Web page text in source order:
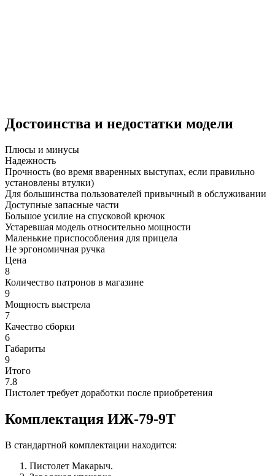
Достоинства и недостатки модели
Плюсы и минусы
Надежность
Прочность (во время вваренных выступах, если правильно
установлены втулки)
Для большинства пользователей привычный в обслуживании
Доступные запасные части
Большое усилие на спусковой крючок
Устаревшая модель относительно мощности
Маленькие приспособления для прицела
Не эргономичная ручка
Цена
8
Количество патронов в магазине
9
Мощность выстрела
7
Качество сборки
6
Габариты
9
Итого
7.8
Пистолет требует доработки после приобретения
Комплектация ИЖ-79-9Т
В стандартной комплектации находится:
Пистолет Макарыч.